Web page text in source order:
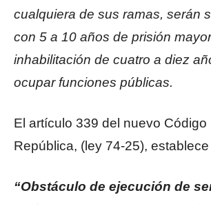
cualquiera de sus ramas, serán
con 5 a 10 años de prisión
inhabilitación de cuatro a diez
ocupar funciones públicas.
El artículo 339 del nuevo Código
República, (ley 74-25),
“Obstáculo de ejecución de